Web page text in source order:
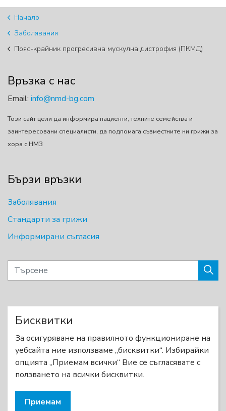
Начало
Заболявания
Пояс-крайник прогресивна мускулна дистрофия (ПКМД)
Връзка с нас
Email:info@nmd-bg.com
Този сайт цели да информира пациенти, техните семейства и
заинтересовани специалисти, да подпомага съвместните ни грижи за
хора с НМЗ
Бързи връзки
Заболявания
Стандарти за грижи
Информирани съгласия
© 2026 Невромускулни заболявания
Карта на сайта
Designed by BSH Ltd.
Бисквитки
За осигуряване на правилното функциониране на
уебсайта ние използваме „бисквитки“. Избирайки
опцията „Приемам всички“ Вие се съгласявате с
ползването на всички бисквитки.
Приемам